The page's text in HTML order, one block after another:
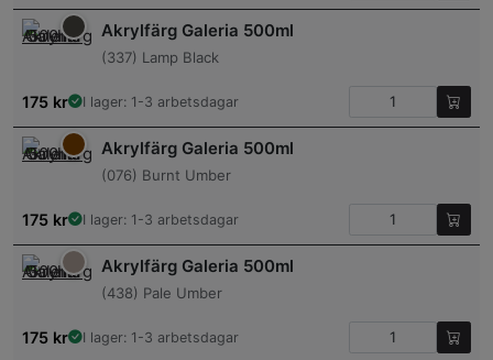
Akrylfärg Galeria 500ml
(337) Lamp Black
175 kr I lager: 1-3 arbetsdagar
Akrylfärg Galeria 500ml
(076) Burnt Umber
175 kr I lager: 1-3 arbetsdagar
Akrylfärg Galeria 500ml
(438) Pale Umber
175 kr I lager: 1-3 arbetsdagar